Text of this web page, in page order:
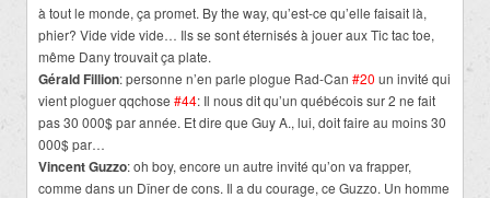
à tout le monde, ça promet. By the way, qu’est-ce qu’elle faisait là,
phier? Vide vide vide… Ils se sont éternisés à jouer aux Tic tac toe,
même Dany trouvait ça plate.
Gérald Fillion: personne n’en parle plogue Rad-Can #20 un invité qui
vient ploguer qqchose #44: Il nous dit qu’un québécois sur 2 ne fait
pas 30 000$ par année. Et dire que Guy A., lui, doit faire au moins 30
000$ par…
Vincent Guzzo: oh boy, encore un autre invité qu’on va frapper,
comme dans un Dîner de cons. Il a du courage, ce Guzzo. Un homme